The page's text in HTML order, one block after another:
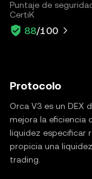
Puntaje de
CertiK
88/100
Protocolo
Orca V3 es un DEX
mejora la eficiencia
liquidez especificar
propicia una
trading.